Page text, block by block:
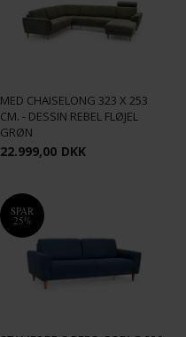
MED CHAISELONG 323 X 253
CM. - DESSIN REBEL FLØJEL
GRØN
22.999,00 DKK
SPAR
25%